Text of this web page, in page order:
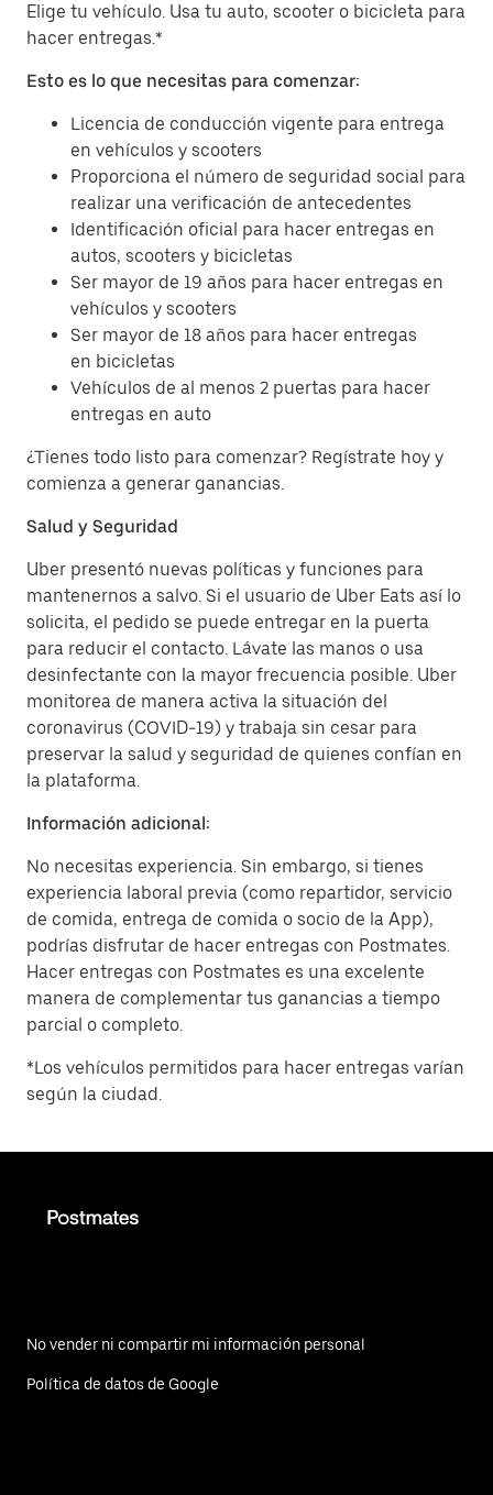
Elige tu vehículo. Usa tu auto, scooter o bicicleta para
hacer entregas.*
Esto es lo que necesitas para comenzar:
Licencia de conducción vigente para entrega
en vehículos y scooters
Proporciona el número de seguridad social para
realizar una verificación de antecedentes
Identificación oficial para hacer entregas en
autos, scooters y bicicletas
Ser mayor de 19 años para hacer entregas en
vehículos y scooters
Ser mayor de 18 años para hacer entregas
en bicicletas
Vehículos de al menos 2 puertas para hacer
entregas en auto
¿Tienes todo listo para comenzar? Regístrate hoy y
comienza a generar ganancias.
Salud y Seguridad
Uber presentó nuevas políticas y funciones para
mantenernos a salvo. Si el usuario de Uber Eats así lo
solicita, el pedido se puede entregar en la puerta
para reducir el contacto. Lávate las manos o usa
desinfectante con la mayor frecuencia posible. Uber
monitorea de manera activa la situación del
coronavirus (COVID-19) y trabaja sin cesar para
preservar la salud y seguridad de quienes confían en
la plataforma.
Información adicional:
No necesitas experiencia. Sin embargo, si tienes
experiencia laboral previa (como repartidor, servicio
de comida, entrega de comida o socio de la App),
podrías disfrutar de hacer entregas con Postmates.
Hacer entregas con Postmates es una excelente
manera de complementar tus ganancias a tiempo
parcial o completo.
*Los vehículos permitidos para hacer entregas varían
según la ciudad.
No vender ni compartir mi información personal
Política de datos de Google